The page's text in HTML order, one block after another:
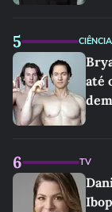
5 CIÊNCIA
até
6 TV